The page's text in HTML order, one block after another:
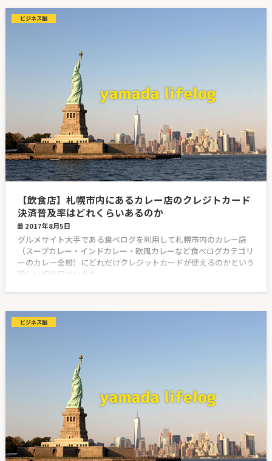
ビジネス脳
【飲食店】札幌市内にあるカレー店のクレジトカード
決済普及率はどれくらいあるのか
2017年8月5日
グルメサイト大手である食べログを利用して札幌市内のカレー店
（スープカレー・インドカレー・欧風カレーなど食べログカテゴリ
ーのカレー全般）にどれだけクレジットカードが使えるのかという
珍しい切り口でいきた
ビジネス脳